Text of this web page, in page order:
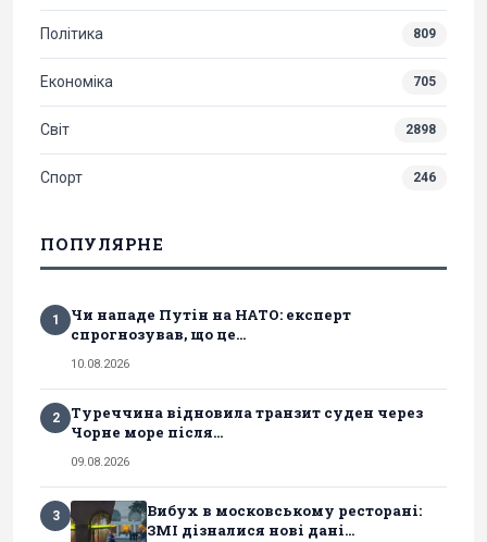
Політика 809
Економіка 705
Світ 2898
Спорт 246
ПОПУЛЯРНЕ
1
Чи нападе Путін на НАТО: експерт
спрогнозував, що це...
10.08.2026
2
Туреччина відновила транзит суден через
Чорне море після...
09.08.2026
3
Вибух в московському ресторані:
ЗМІ дізналися нові дані...